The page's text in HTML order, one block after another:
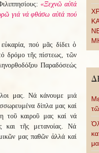
«Ξεχνῶ αὐτά
γιά νά φθάσω αὐτά πού
πού μᾶς δίδει ὁ
δρόμο τῆς πίστεως, τῶν
Παραδόσεώς
μας. Νά κάνουμε μιά
δίπλα μας καί
τοῦ καιροῦ μας καί νά
και τῆς μετανοίας. Νά
μας παθῶν ἀλλά καί